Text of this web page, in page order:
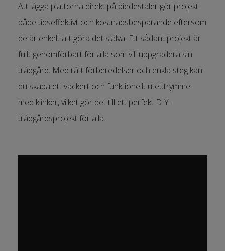
Att lägga plattorna direkt på piedestaler gör projekt
både tidseffektivt och kostnadsbesparande eftersom
de är enkelt att göra det själva. Ett sådant projekt är
fullt genomförbart för alla som vill uppgradera sin
trädgård. Med rätt förberedelser och enkla steg kan
du skapa ett vackert och funktionellt uteutrymme
med klinker, vilket gör det till ett perfekt DIY-
trädgårdsprojekt för alla.